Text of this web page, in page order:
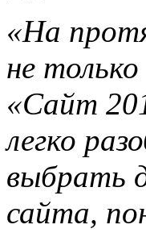
«На
не
«Сайт
легко
выбрать
сайта,